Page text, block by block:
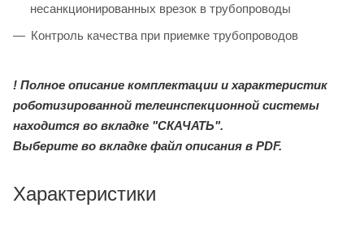
несанкционированных врезок в трубопроводы
Контроль качества при приемке трубопроводов
! Полное описание комплектации и характеристик
роботизированной телеинспекционной системы
находится во вкладке "СКАЧАТЬ".
Выберите во вкладке файл описания в PDF.
Характеристики